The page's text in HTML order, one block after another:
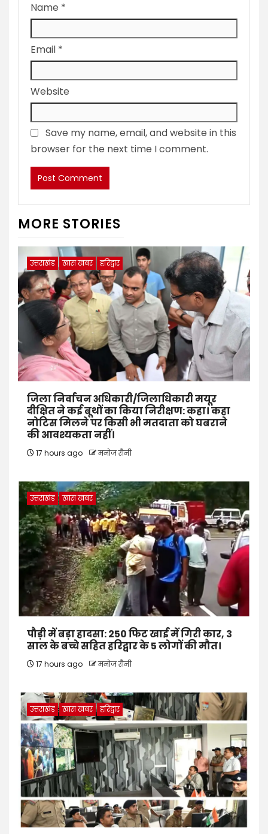
Name *
Email *
Website
Save my name, email, and website in this
browser for the next time I comment.
MORE STORIES
उत्तराखंड खास खबर हरिद्वार
जिला निर्वाचन अधिकारी/जिलाधिकारी मयूर
दीक्षित ने कई बूथों का किया निरीक्षण: कहा। कहा
नोटिस मिलने पर किसी भी मतदाता को घबराने
की आवश्यकता नहीं।
17 hours ago मनोज सैनी
उत्तराखंड खास खबर
पौड़ी में बड़ा हादसा: 250 फिट खाई में गिरी कार, 3
साल के बच्चे सहित हरिद्वार के 5 लोगों की मौत।
17 hours ago मनोज सैनी
उत्तराखंड खास खबर हरिद्वार